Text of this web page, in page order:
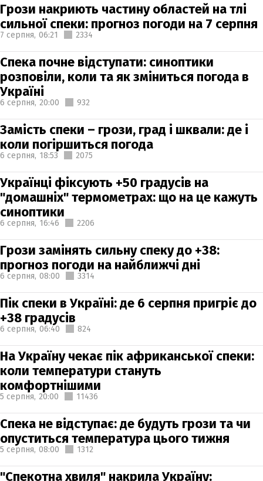
Грози накриють частину областей на тлі
сильної спеки: прогноз погоди на 7 серпня
7 серпня, 06:21 2334
Спека почне відступати: синоптики
розповіли, коли та як зміниться погода в
Україні
6 серпня, 20:00 932
Замість спеки – грози, град і шквали: де і
коли погіршиться погода
6 серпня, 18:53 2075
Українці фіксують +50 градусів на
"домашніх" термометрах: що на це кажуть
синоптики
6 серпня, 16:46 2206
Грози замінять сильну спеку до +38:
прогноз погоди на найближчі дні
6 серпня, 08:00 3314
Пік спеки в Україні: де 6 серпня пригріє до
+38 градусів
6 серпня, 06:40 824
На Україну чекає пік африканської спеки:
коли температури стануть
комфортнішими
5 серпня, 20:00 11436
Спека не відступає: де будуть грози та чи
опуститься температура цього тижня
5 серпня, 08:00 1312
"Спекотна хвиля" накрила Україну: